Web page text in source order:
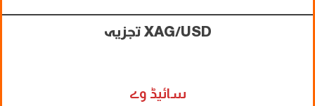
XAG/USD تجزیہ
سائیڈ وے